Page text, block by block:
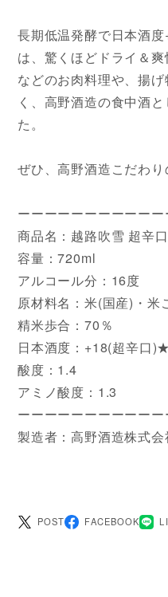
長期低温発酵で日本酒度
は、驚くほどドライ＆
などのお肉料理や、揚
く、高野酒造の食中酒
た。
ぜひ、高野酒造こだわり
ーーーーーーーーーー
商品名：越路吹雪 超辛
容量：720ml
アルコール分：16度
原材料名：米(国産)・米
精米歩合：70％
日本酒度：+18(超辛
酸度：1.4
アミノ酸度：1.3
ーーーーーーーーーー
製造者：高野酒造株式
POST FACEBOOK